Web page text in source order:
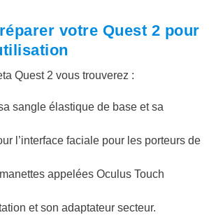
votre Quest 2 pour
Quest 2 vous trouverez :
sangle élastique de base et sa
l’interface faciale pour les porteurs de
appelées Oculus Touch
et son adaptateur secteur.